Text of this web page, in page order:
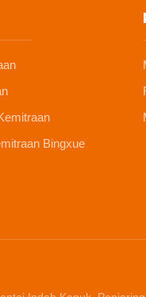
Bingxue